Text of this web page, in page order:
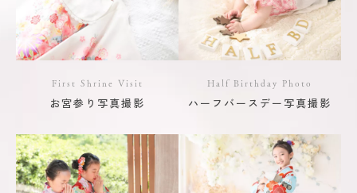
First Shrine Visit
お宮参り写真撮影
Half Birthday Photo
ハーフバースデー写真撮影